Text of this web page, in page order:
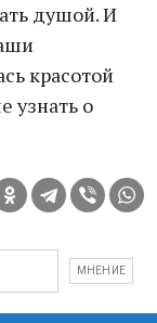
душой. И
красотой
узнать о
МНЕНИЕ